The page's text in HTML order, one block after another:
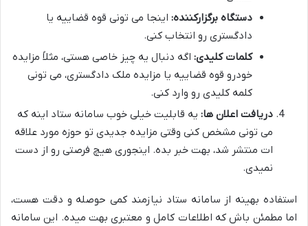
دستگاه برگزارکننده: اینجا می تونی قوه قضاییه یا
دادگستری رو انتخاب کنی.
کلمات کلیدی: اگه دنبال یه چیز خاصی هستی، مثلاً مزایده
خودرو قوه قضاییه یا مزایده ملک دادگستری، می تونی
کلمه کلیدی رو وارد کنی.
دریافت اعلان ها: یه قابلیت خیلی خوب سامانه ستاد اینه که
می تونی مشخص کنی وقتی مزایده جدیدی تو حوزه مورد علاقه
ات منتشر شد، بهت خبر بده. اینجوری هیچ فرصتی رو از دست
نمیدی.
استفاده بهینه از سامانه ستاد نیازمند کمی حوصله و دقت هست،
اما مطمئن باش که اطلاعات کامل و معتبری بهت میده. این سامانه